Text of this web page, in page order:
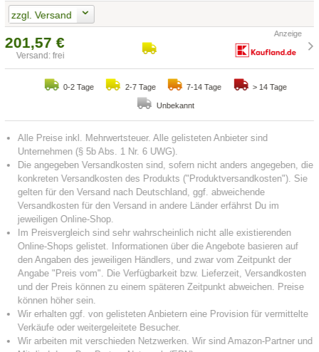
zzgl. Versand
201,57 €
Versand: frei
0-2 Tage 2-7 Tage 7-14 Tage > 14 Tage
Unbekannt